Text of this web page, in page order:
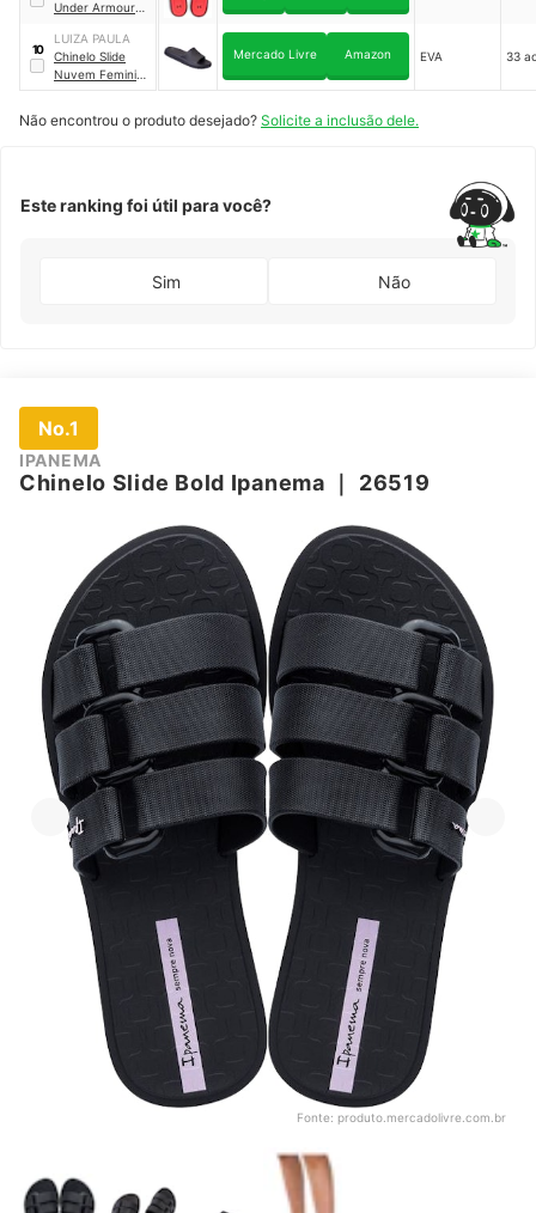
Under Armour
3025906-601-
37/38
10
LUIZA PAULA
Chinelo Slide
Nuvem Feminino
100% EVA
Confortável ｜
Mercado Livre Amazon EVA 33
Não encontrou o produto desejado? Solicite a inclusão dele.
Este ranking foi útil para você?
Sim Não
No.1
IPANEMA
Chinelo Slide Bold Ipanema 26519
Fonte: produto.mercadolivre.com.br